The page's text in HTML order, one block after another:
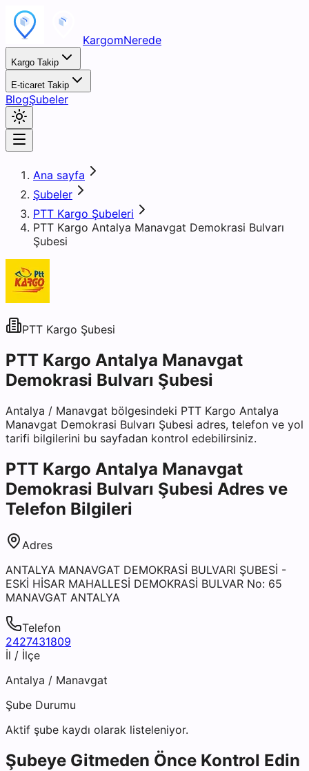
KargomNerede
Kargo Takip
E-ticaret Takip
BlogŞubeler
Ana sayfa
Şubeler
PTT Kargo Şubeleri
PTT Kargo Antalya Manavgat Demokrasi Bulvarı
Şubesi
PTT Kargo Şubesi
PTT Kargo Antalya Manavgat
Demokrasi Bulvarı Şubesi
Antalya / Manavgat bölgesindeki PTT Kargo Antalya
Manavgat Demokrasi Bulvarı Şubesi adres, telefon ve yol
tarifi bilgilerini bu sayfadan kontrol edebilirsiniz.
PTT Kargo Antalya Manavgat
Demokrasi Bulvarı Şubesi Adres ve
Telefon Bilgileri
Adres
ANTALYA MANAVGAT DEMOKRASİ BULVARI ŞUBESİ -
ESKİ HİSAR MAHALLESİ DEMOKRASİ BULVAR No: 65
MANAVGAT ANTALYA
Telefon
2427431809
İl / İlçe
Antalya / Manavgat
Şube Durumu
Aktif şube kaydı olarak listeleniyor.
Şubeye Gitmeden Önce Kontrol Edin